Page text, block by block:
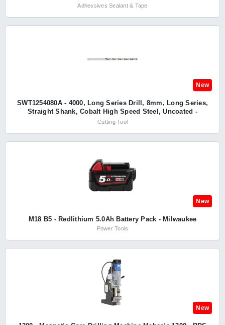
Adhessives Sealant & Tape
New
SWT1254080A - 4000, Long Series Drill, 8mm, Long Series,
Straight Shank, Cobalt High Speed Steel, Uncoated -
SwissTech
Cutting Tool
New
M18 B5 - Redlithium 5.0Ah Battery Pack - Milwaukee
Power Tools
New